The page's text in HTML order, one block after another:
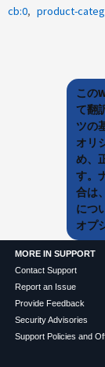
cb:0
product-
この
て翻
ツの
オリ
め、
す。
合は
につ
オプ
MORE IN SUPPORT
Contact Support
Report an Issue
Provide Feedback
Security Advisories
Support Policies and